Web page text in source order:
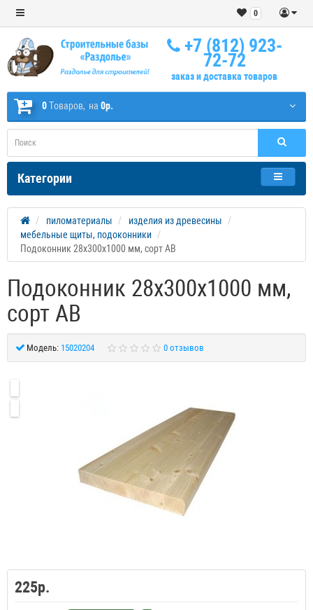
0
+7 (812) 923-
72-72
заказ и доставка товаров
0Tоваров, на 0р.
Категории
пиломатериалы
изделия из древесины
мебельные щиты, подоконники
Подоконник 28х300х1000 мм, сорт АВ
Подоконник 28х300х1000 мм,
сорт АВ
Модель: 15020204 0 отзывов
225р.